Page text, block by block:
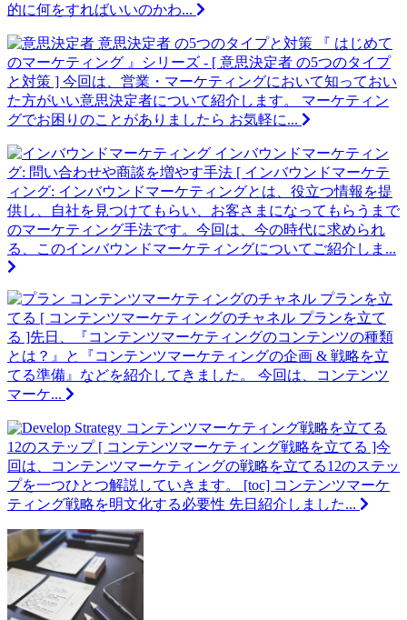
的に何をすればいいのかわ...
意思決定者 の5つのタイプと対策
『 はじめて
のマーケティング 』シリーズ - [ 意思決定者 の5つのタイプ
と対策 ] 今回は、営業・マーケティングにおいて知っておい
た方がいい意思決定者について紹介します。 マーケティン
グでお困りのことがありましたら お気軽に...
インバウンドマーケティン
グ: 問い合わせや商談を増やす手法 [ インバウンドマーケテ
ィング: インバウンドマーケティングとは、役立つ情報を提
供し、自社を見つけてもらい、お客さまになってもらうまで
のマーケティング手法です。今回は、今の時代に求められ
る、このインバウンドマーケティングについてご紹介しま...
コンテンツマーケティングのチャネル プランを立
てる [ コンテンツマーケティングのチャネル プランを立て
る ]先日、『コンテンツマーケティングのコンテンツの種類
とは？』と『コンテンツマーケティングの企画 & 戦略を立
てる準備』などを紹介してきました。 今回は、コンテンツ
マーケ...
コンテンツマーケティング戦略を立てる
12のステップ [ コンテンツマーケティング戦略を立てる ]今
回は、コンテンツマーケティングの戦略を立てる12のステッ
プを一つひとつ解説していきます。 [toc] コンテンツマーケ
ティング戦略を明文化する必要性 先日紹介しました...